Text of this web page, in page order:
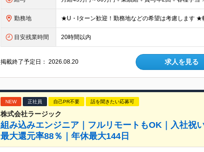
勤務地
目安残業時間 20時間以内
掲載終了予定日：2026.08.20 求人を見る
NEW 正社員 自己PR不要 話を聞きたい応募可
株式会社ラージック
組み込みエンジニア｜フルリモートもOK｜入社祝
最大還元率88％｜年休最大144日